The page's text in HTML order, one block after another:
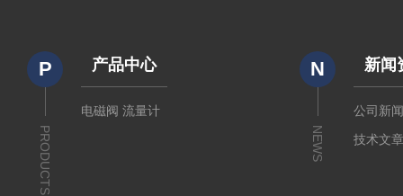
P
PRODUCTS
产品中心
电磁阀 流量计
N
NEWS
新闻
公司新
技术文